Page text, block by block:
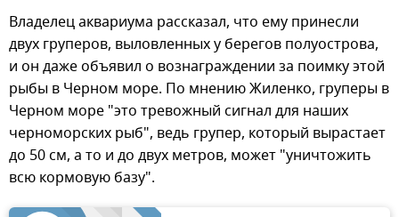
Владелец аквариума рассказал, что ему принесли
двух груперов, выловленных у берегов полуострова,
и он даже объявил о вознаграждении за поимку этой
рыбы в Черном море. По мнению Жиленко, груперы в
Черном море "это тревожный сигнал для наших
черноморских рыб", ведь групер, который вырастает
до 50 см, а то и до двух метров, может "уничтожить
всю кормовую базу".